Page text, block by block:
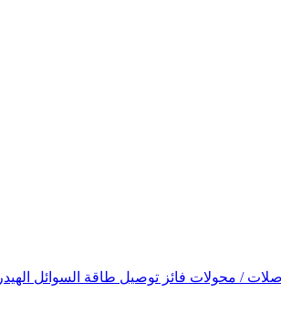
/ محولات فائز توصيل طاقة السوائل